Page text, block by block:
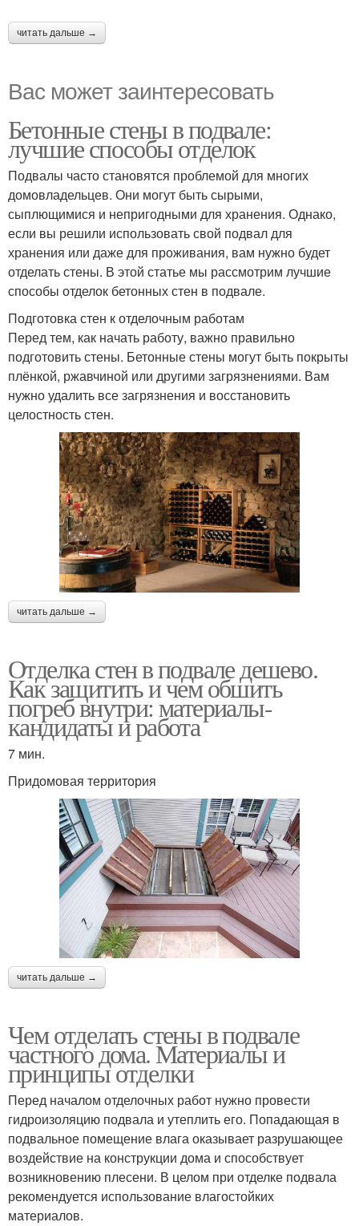
читать дальше →
Вас может заинтересовать
Бетонные стены в подвале:
лучшие способы отделок
Подвалы часто становятся проблемой для многих
домовладельцев. Они могут быть сырыми,
сыплющимися и непригодными для хранения. Однако,
если вы решили использовать свой подвал для
хранения или даже для проживания, вам нужно будет
отделать стены. В этой статье мы рассмотрим лучшие
способы отделок бетонных стен в подвале.
Подготовка стен к отделочным работам
Перед тем, как начать работу, важно правильно
подготовить стены. Бетонные стены могут быть покрыты
плёнкой, ржавчиной или другими загрязнениями. Вам
нужно удалить все загрязнения и восстановить
целостность стен.
читать дальше →
Отделка стен в подвале дешево.
Как защитить и чем обшить
погреб внутри: материалы-
кандидаты и работа
7 мин.
Придомовая территория
читать дальше →
Чем отделать стены в подвале
частного дома. Материалы и
принципы отделки
Перед началом отделочных работ нужно провести
гидроизоляцию подвала и утеплить его. Попадающая в
подвальное помещение влага оказывает разрушающее
воздействие на конструкции дома и способствует
возникновению плесени. В целом при отделке подвала
рекомендуется использование влагостойких
материалов.